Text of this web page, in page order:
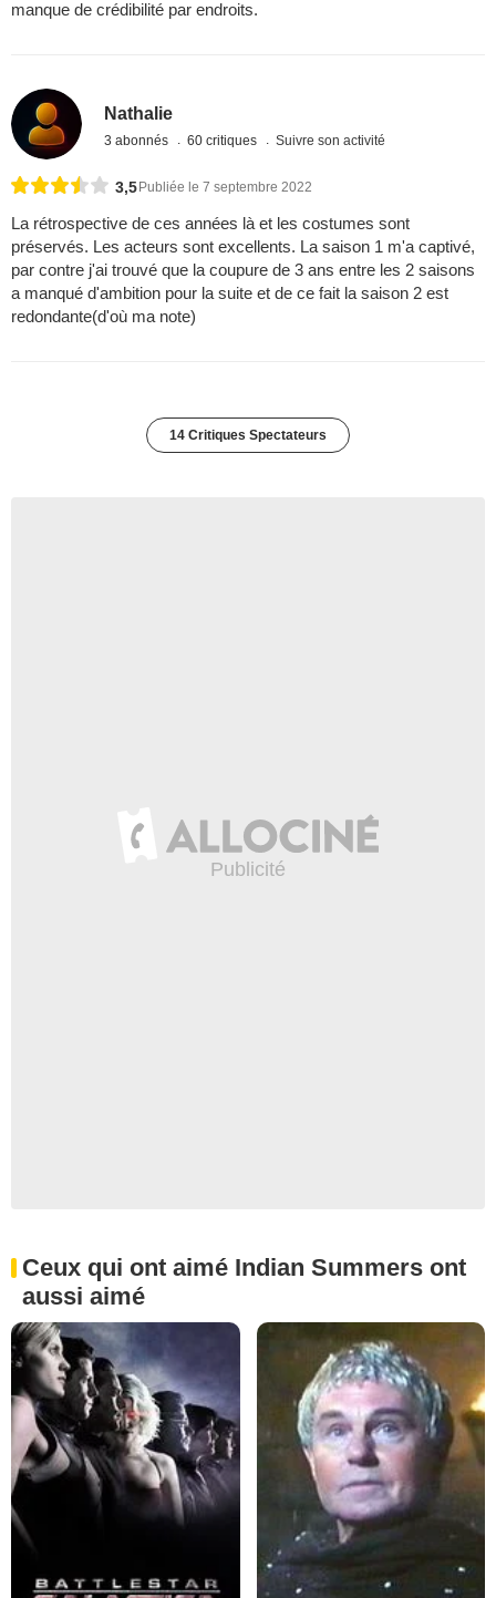
manque de crédibilité par endroits.
Nathalie
3 abonnés 60 critiques Suivre son activité
3,5 Publiée le 7 septembre 2022
La rétrospective de ces années là et les costumes sont
préservés. Les acteurs sont excellents. La saison 1 m'a captivé,
par contre j'ai trouvé que la coupure de 3 ans entre les 2 saisons
a manqué d'ambition pour la suite et de ce fait la saison 2 est
redondante(d'où ma note)
14 Critiques Spectateurs
Ceux qui ont aimé Indian Summers ont
aussi aimé